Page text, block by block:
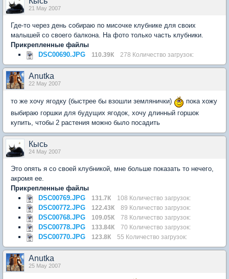
21 May 2007
Где-то через день собираю по мисочке клубнике для своих
малышей со своего балкона. На фото только часть клубники.
Прикрепленные файлы
DSC00690.JPG
110.39К 278 Количество загрузок:
Anutka
22 May 2007
то же хочу ягодку (быстрее бы взошли землянички)
пока хожу
выбираю горшки для будущих ягодок, хочу длинный горшок
купить, чтобы 2 растения можно было посадить
Кысь
24 May 2007
Это опять я со своей клубникой, мне больше показать то нечего,
акромя ее.
Прикрепленные файлы
DSC00769.JPG
131.7К 108 Количество загрузок:
DSC00772.JPG 122.43К 89 Количество загрузок:
DSC00768.JPG 109.05К 78 Количество загрузок:
DSC00778.JPG 133.84К 70 Количество загрузок:
DSC00770.JPG 123.8К 55 Количество загрузок:
Anutka
25 May 2007